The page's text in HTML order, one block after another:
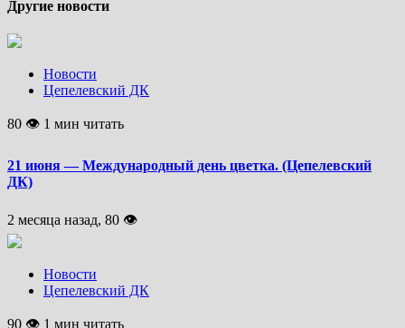
Другие новости
Новости
Цепелевский ДК
80 👁 1 мин читать
21 июня — Международный день цветка. (Цепелевский
ДК)
2 месяца назад, 80 👁
Новости
Цепелевский ДК
90 👁 1 мин читать